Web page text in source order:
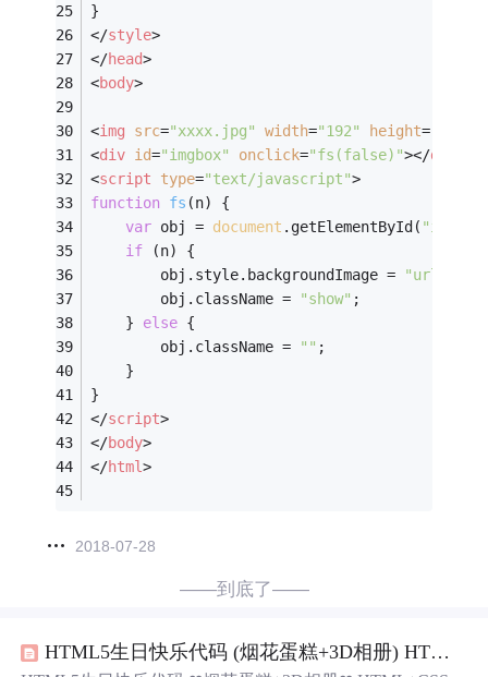
}
</style>
</head>
<body>
<img src="xxxx.jpg" width="192" height=
<div id="imgbox" onclick="fs(false)"></div
<script type="text/javascript">
function fs (n) {
var obj = document .getElementById(
if (n) {
		obj.style.backgroundImage =
"url("
		obj.className =
"show" ;
	}
else {
		obj.className =
"" ;
	}
}
</script>
</body>
</html>
2018-07-28
——到底了——
HTML5生日快乐代码 (烟花蛋糕+3D相册) HTML+CSS+